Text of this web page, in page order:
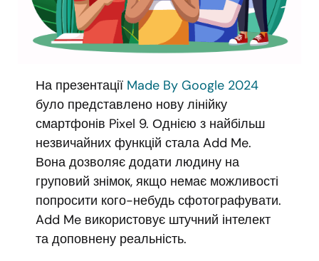
На презентації Made By Google 2024
було представлено нову лінійку
смартфонів Pixel 9. Однією з найбільш
незвичайних функцій стала Add Me.
Вона дозволяє додати людину на
груповий знімок, якщо немає можливості
попросити кого-небудь сфотографувати.
Add Me використовує штучний інтелект
та доповнену реальність.